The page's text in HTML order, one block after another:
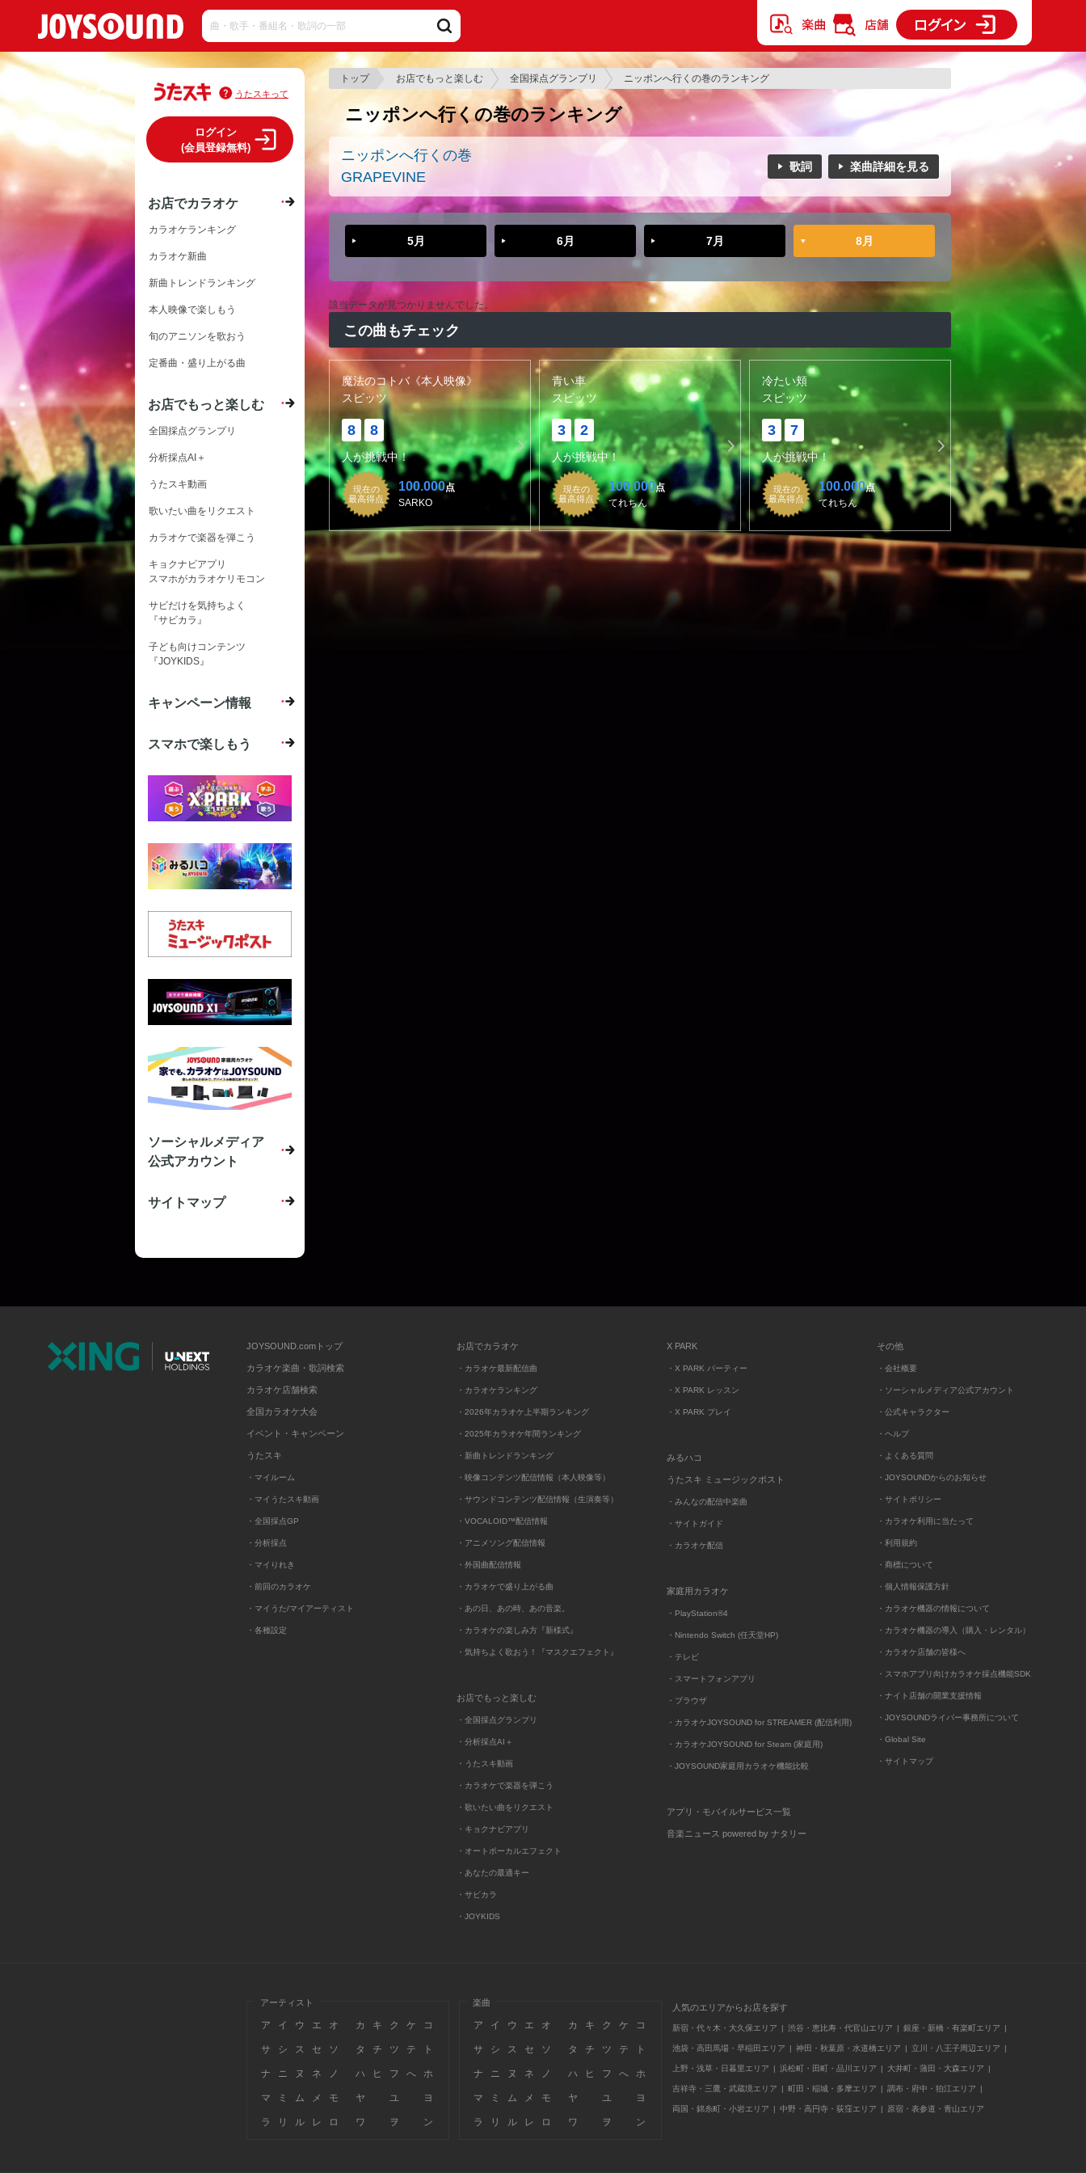
トップ お店でもっと楽しむ 全国採点グランプリ ニッポンへ行くの巻のランキング
ニッポンへ行くの巻のランキング
ニッポンへ行くの巻
GRAPEVINE
歌詞 楽曲詳細を見る
5月 6月 7月 8月
該当データが見つかりませんでした。
この曲もチェック
魔法のコトバ《本人映像》
スピッツ
8 8
人が挑戦中！
現在の
最高得点
100.000点
SARKO
青い車
スピッツ
3 2
人が挑戦中！
現在の
最高得点
100.000点
てれちん
冷たい頬
スピッツ
3 7
人が挑戦中！
現在の
最高得点
100.000点
てれちん
うたスキって
ログイン
(会員登録無料)
お店でカラオケ
カラオケランキング
カラオケ新曲
新曲トレンドランキング
本人映像で楽しもう
旬のアニソンを歌おう
定番曲・盛り上がる曲
お店でもっと楽しむ
全国採点グランプリ
分析採点AI＋
うたスキ動画
歌いたい曲をリクエスト
カラオケで楽器を弾こう
キョクナビアプリ
スマホがカラオケリモコン
サビだけを気持ちよく
『サビカラ』
子ども向けコンテンツ
『JOYKIDS』
キャンペーン情報
スマホで楽しもう
ソーシャルメディア
公式アカウント
サイトマップ
JOYSOUND.comトップ
カラオケ楽曲・歌詞検索
カラオケ店舗検索
全国カラオケ大会
イベント・キャンペーン
うたスキ
・マイルーム
・マイうたスキ動画
・全国採点GP
・分析採点
・マイりれき
・前回のカラオケ
・マイうた/マイアーティスト
・各種設定
お店でカラオケ
・カラオケ最新配信曲
・カラオケランキング
・2026年カラオケ上半期ランキング
・2025年カラオケ年間ランキング
・新曲トレンドランキング
・映像コンテンツ配信情報（本人映像等）
・サウンドコンテンツ配信情報（生演奏等）
・VOCALOID™配信情報
・アニメソング配信情報
・外国曲配信情報
・カラオケで盛り上がる曲
・あの日、あの時、あの音楽。
・カラオケの楽しみ方『新様式』
・気持ちよく歌おう！『マスクエフェクト』
お店でもっと楽しむ
・全国採点グランプリ
・分析採点AI＋
・うたスキ動画
・カラオケで楽器を弾こう
・歌いたい曲をリクエスト
・キョクナビアプリ
・オートボーカルエフェクト
・あなたの最適キー
・サビカラ
・JOYKIDS
X PARK
・X PARK パーティー
・X PARK レッスン
・X PARK プレイ
みるハコ
うたスキ ミュージックポスト
・みんなの配信中楽曲
・サイトガイド
・カラオケ配信
家庭用カラオケ
・PlayStation®4
・Nintendo Switch (任天堂HP)
・テレビ
・スマートフォンアプリ
・ブラウザ
・カラオケJOYSOUND for STREAMER (配信利用)
・カラオケJOYSOUND for Steam (家庭用)
・JOYSOUND家庭用カラオケ機能比較
アプリ・モバイルサービス一覧
音楽ニュース powered by ナタリー
その他
・会社概要
・ソーシャルメディア公式アカウント
・公式キャラクター
・ヘルプ
・よくある質問
・JOYSOUNDからのお知らせ
・サイトポリシー
・カラオケ利用に当たって
・利用規約
・商標について
・個人情報保護方針
・カラオケ機器の情報について
・カラオケ機器の導入（購入・レンタル）
・カラオケ店舗の皆様へ
・スマホアプリ向けカラオケ採点機能SDK
・ナイト店舗の開業支援情報
・JOYSOUNDライバー事務所について
・Global Site
・サイトマップ
アーティスト
ア イ ウ エ オ カ キ ク ケ コ
サ シ ス セ ソ タ チ ツ テ ト
ナ ニ ヌ ネ ノ ハ ヒ フ へ ホ
マ ミ ム メ モ ヤ ユ ヨ
ラ リ ル レ ロ ワ ヲ ン
楽曲
ア イ ウ エ オ カ キ ク ケ コ
サ シ ス セ ソ タ チ ツ テ ト
ナ ニ ヌ ネ ノ ハ ヒ フ へ ホ
マ ミ ム メ モ ヤ ユ ヨ
ラ リ ル レ ロ ワ ヲ ン
人気のエリアからお店を探す
新宿・代々木・大久保エリア 渋谷・恵比寿・代官山エリア 銀座・新橋・有楽町エリア
池袋・高田馬場・早稲田エリア 神田・秋葉原・水道橋エリア 立川・八王子周辺エリア
上野・浅草・日暮里エリア 浜松町・田町・品川エリア 大井町・蒲田・大森エリア
吉祥寺・三鷹・武蔵境エリア 町田・稲城・多摩エリア 調布・府中・狛江エリア
両国・錦糸町・小岩エリア 中野・高円寺・荻窪エリア 原宿・表参道・青山エリア